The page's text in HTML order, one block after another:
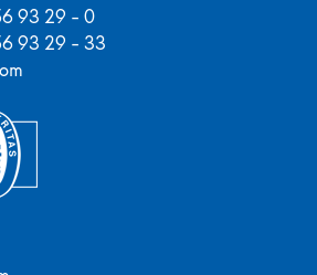
93 29 - 0
93 29 - 33